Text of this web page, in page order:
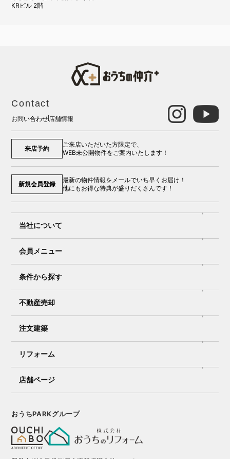
KRビル 2階
Contact
お問い合わせ店舗情報
来店予約
ご来店いただいた方限定で、
WEB未公開物件をご案内いたします！
新規会員登録
最新の物件情報をメールでいち早くお届け！
他にもお得な特典が盛りだくさんです！
当社について
会員メニュー
条件から探す
不動産売却
注文建築
リフォーム
店舗ページ
おうちPARKグループ